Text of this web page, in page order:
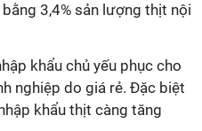
3,4% sản lượng thịt nội
khẩu chủ yếu phục cho
nghiệp do giá rẻ. Đặc biệt
khẩu thịt càng tăng